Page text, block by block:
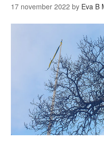
17 november 2022 by Eva B